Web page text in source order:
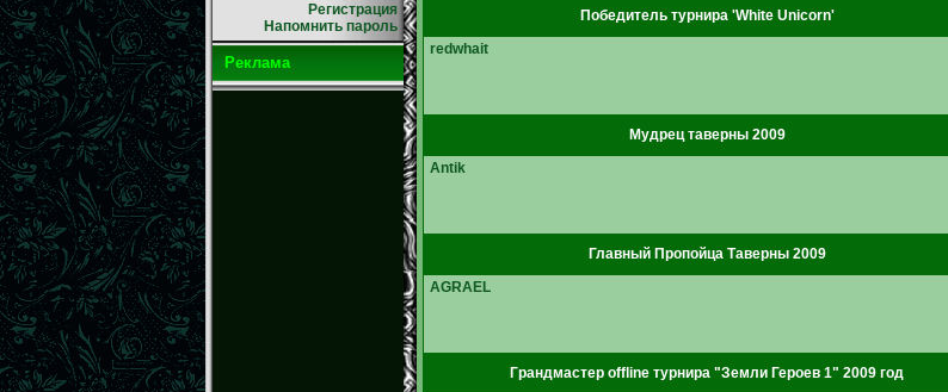
Регистрация
Напомнить пароль
Реклама
Победитель турнира 'White Unicorn'
redwhait
Мудрец таверны 2009
Antik
Главный Пропойца Таверны 2009
AGRAEL
Грандмастер offline турнира "Земли Героев 1" 2009 год